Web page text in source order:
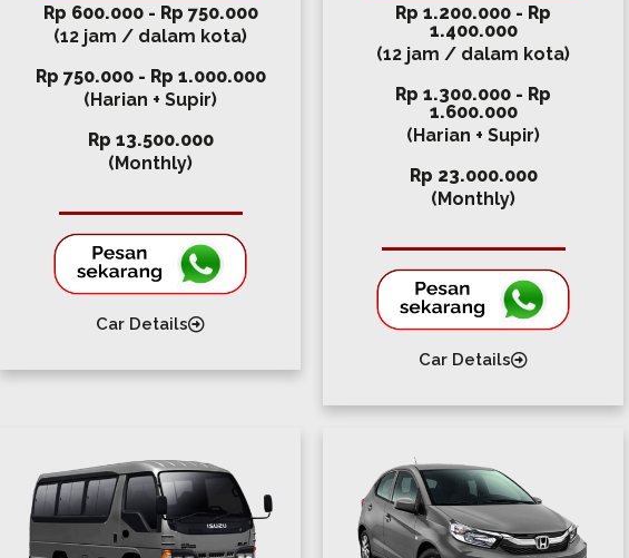
Rp 600.000 - Rp 750.000
(12 jam / dalam kota)
Rp 750.000 - Rp 1.000.000
(Harian + Supir)
Rp 13.500.000
(Monthly)
Car Details
Rp 1.200.000 - Rp
1.400.000
(12 jam / dalam kota)
Rp 1.300.000 - Rp
1.600.000
(Harian + Supir)
Rp 23.000.000
(Monthly)
Car Details